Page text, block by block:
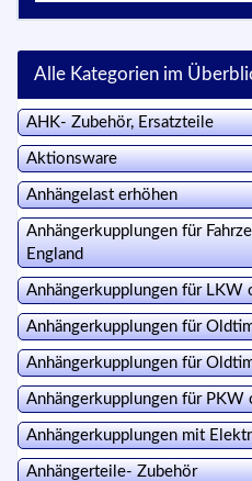
Alle Kategorien im
AHK- Zubehör, Ersatzteile
Aktionsware
Anhängelast erhöhen
Anhängerkupplungen für
England
Anhängerkupplungen für LKW
Anhängerkupplungen für
Anhängerkupplungen für
Anhängerkupplungen für PKW
Anhängerkupplungen mit
Anhängerteile- Zubehör